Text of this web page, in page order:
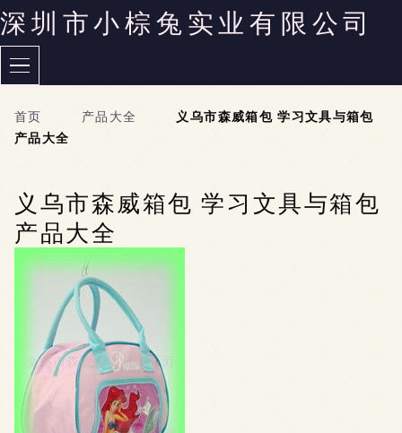
深圳市小棕兔实业有限公司
首页 产品大全
义乌市森威箱包 学习文具与箱包
产品大全
义乌市森威箱包 学习文具与箱包
产品大全